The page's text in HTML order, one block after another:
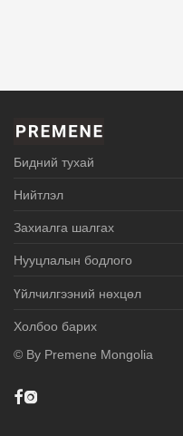
Бидний тухай
Нийтлэл
Захиалга шалгах
Нууцлалын бодлого
Үйлчилгээний нөхцөл
Холбоо барих
© By Premene Mongolia